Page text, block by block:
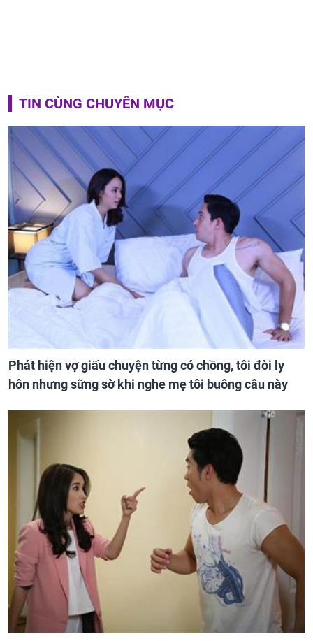
TIN CÙNG CHUYÊN MỤC
Phát hiện vợ giấu chuyện từng có chồng, tôi đòi ly
hôn nhưng sững sờ khi nghe mẹ tôi buông câu này